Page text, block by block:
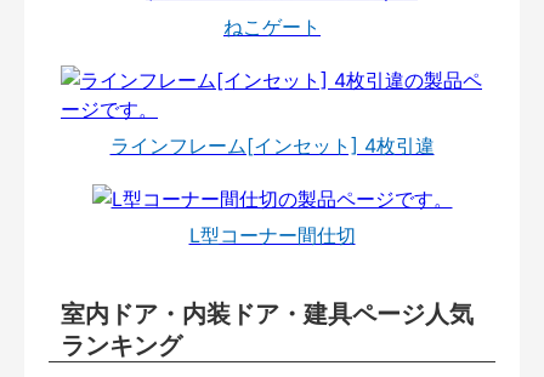
ねこゲート
ラインフレーム[インセット] 4枚引違
L型コーナー間仕切
室内ドア・内装ドア・建具ページ人気
ランキング